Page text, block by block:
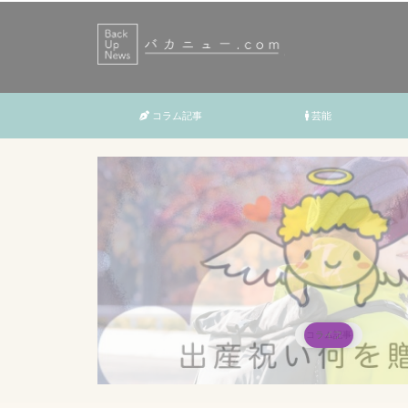
コラム記事 芸能
コラム記事
ライフ
ライフ
ライフ
ライフ
ライフ
ライフ
ライフ
ライフ
ライフ